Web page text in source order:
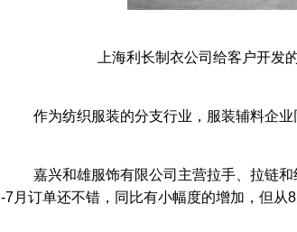
上海利长制衣公司给客户开
作为纺织服装的分支行业，服装辅料企
嘉兴和雄服饰有限公司主营拉手、拉链
-7月订单还不错，同比有小幅度的增加，但